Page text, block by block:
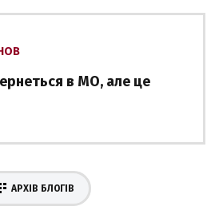
в МО, але це
АРХІВ БЛОГІВ